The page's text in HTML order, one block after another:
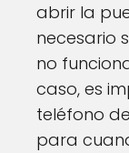
abrir la
necesario
no
caso, es
teléfono
para